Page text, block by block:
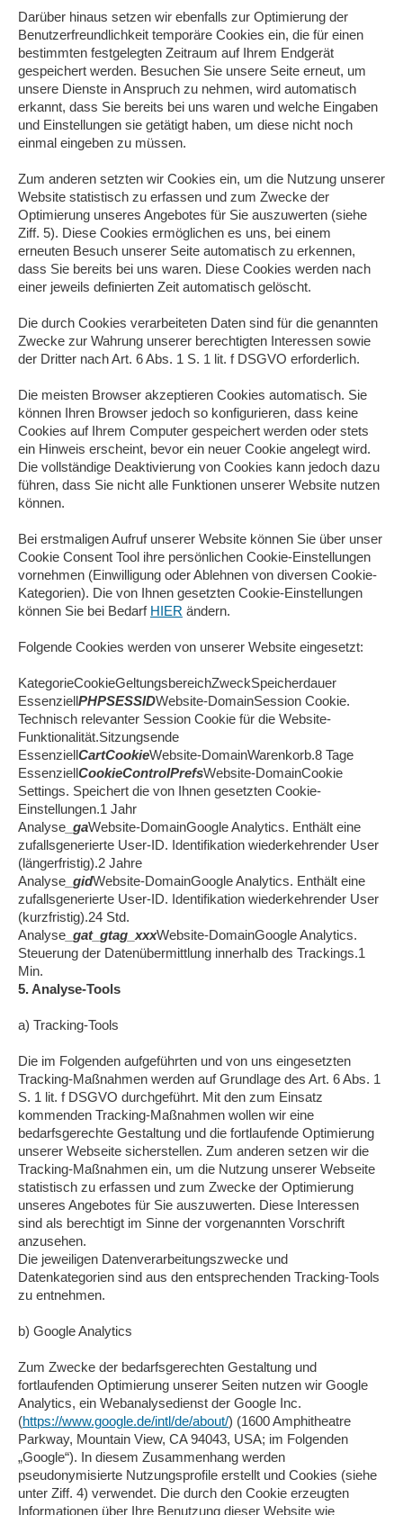
Darüber hinaus setzen wir ebenfalls zur Optimierung der
Benutzerfreundlichkeit temporäre Cookies ein, die für einen
bestimmten festgelegten Zeitraum auf Ihrem Endgerät
gespeichert werden. Besuchen Sie unsere Seite erneut, um
unsere Dienste in Anspruch zu nehmen, wird automatisch
erkannt, dass Sie bereits bei uns waren und welche Eingaben
und Einstellungen sie getätigt haben, um diese nicht noch
einmal eingeben zu müssen.
Zum anderen setzten wir Cookies ein, um die Nutzung unserer
Website statistisch zu erfassen und zum Zwecke der
Optimierung unseres Angebotes für Sie auszuwerten (siehe
Ziff. 5). Diese Cookies ermöglichen es uns, bei einem
erneuten Besuch unserer Seite automatisch zu erkennen,
dass Sie bereits bei uns waren. Diese Cookies werden nach
einer jeweils definierten Zeit automatisch gelöscht.
Die durch Cookies verarbeiteten Daten sind für die genannten
Zwecke zur Wahrung unserer berechtigten Interessen sowie
der Dritter nach Art. 6 Abs. 1 S. 1 lit. f DSGVO erforderlich.
Die meisten Browser akzeptieren Cookies automatisch. Sie
können Ihren Browser jedoch so konfigurieren, dass keine
Cookies auf Ihrem Computer gespeichert werden oder stets
ein Hinweis erscheint, bevor ein neuer Cookie angelegt wird.
Die vollständige Deaktivierung von Cookies kann jedoch dazu
führen, dass Sie nicht alle Funktionen unserer Website nutzen
können.
Bei erstmaligen Aufruf unserer Website können Sie über unser
Cookie Consent Tool ihre persönlichen Cookie-Einstellungen
vornehmen (Einwilligung oder Ablehnen von diversen Cookie-
Kategorien). Die von Ihnen gesetzten Cookie-Einstellungen
können Sie bei Bedarf HIER ändern.
Folgende Cookies werden von unserer Website eingesetzt:
KategorieCookieGeltungsbereichZweckSpeicherdauer
Essenziell PHPSESSIDWebsite-DomainSession Cookie.
Technisch relevanter Session Cookie für die Website-
Funktionalität.Sitzungsende
Essenziell CartCookieWebsite-DomainWarenkorb.8 Tage
Essenziell CookieControlPrefsWebsite-DomainCookie
Settings. Speichert die von Ihnen gesetzten Cookie-
Einstellungen.1 Jahr
Analyse _gaWebsite-DomainGoogle Analytics. Enthält eine
zufallsgenerierte User-ID. Identifikation wiederkehrender User
(längerfristig).2 Jahre
Analyse _gidWebsite-DomainGoogle Analytics. Enthält eine
zufallsgenerierte User-ID. Identifikation wiederkehrender User
(kurzfristig).24 Std.
Analyse _gat_gtag_xxxWebsite-DomainGoogle Analytics.
Steuerung der Datenübermittlung innerhalb des Trackings.1
Min.
5. Analyse-Tools
a) Tracking-Tools
Die im Folgenden aufgeführten und von uns eingesetzten
Tracking-Maßnahmen werden auf Grundlage des Art. 6 Abs. 1
S. 1 lit. f DSGVO durchgeführt. Mit den zum Einsatz
kommenden Tracking-Maßnahmen wollen wir eine
bedarfsgerechte Gestaltung und die fortlaufende Optimierung
unserer Webseite sicherstellen. Zum anderen setzen wir die
Tracking-Maßnahmen ein, um die Nutzung unserer Webseite
statistisch zu erfassen und zum Zwecke der Optimierung
unseres Angebotes für Sie auszuwerten. Diese Interessen
sind als berechtigt im Sinne der vorgenannten Vorschrift
anzusehen.
Die jeweiligen Datenverarbeitungszwecke und
Datenkategorien sind aus den entsprechenden Tracking-Tools
zu entnehmen.
b) Google Analytics
Zum Zwecke der bedarfsgerechten Gestaltung und
fortlaufenden Optimierung unserer Seiten nutzen wir Google
Analytics, ein Webanalysedienst der Google Inc.
(https://www.google.de/intl/de/about/) (1600 Amphitheatre
Parkway, Mountain View, CA 94043, USA; im Folgenden
„Google“). In diesem Zusammenhang werden
pseudonymisierte Nutzungsprofile erstellt und Cookies (siehe
unter Ziff. 4) verwendet. Die durch den Cookie erzeugten
Informationen über Ihre Benutzung dieser Website wie